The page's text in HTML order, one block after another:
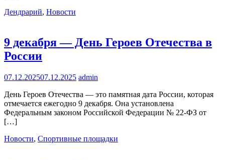
Дендрарий, Новости
9 декабря — День Героев Отечества в
России
07.12.202507.12.2025 admin
День Героев Отечества — это памятная дата России, которая
отмечается ежегодно 9 декабря. Она установлена
Федеральным законом Российской Федерации № 22-ФЗ от
[…]
Новости, Спортивные площадки